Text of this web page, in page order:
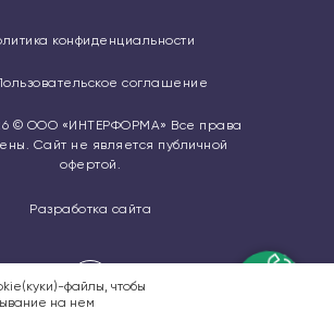
конфиденциальности
соглашение
© ООО «ИНТЕРФОРМА» Все права
Сайт не является публичной
офертой.
Разработка сайта
файлы, чтобы
на нем